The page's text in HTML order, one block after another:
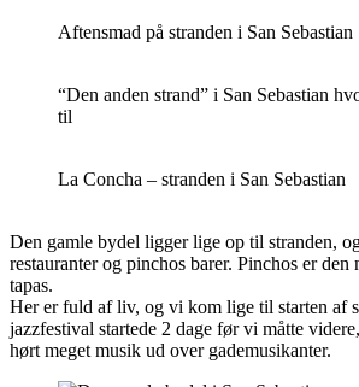
Aftensmad på stranden i San Sebastian
“Den anden strand” i San Sebastian
til
La Concha – stranden i San Sebastian
Den gamle bydel ligger lige op til stranden,
restauranter og pinchos barer. Pinchos er den
tapas.
Her er fuld af liv, og vi kom lige til starten af
jazzfestival startede 2 dage før vi måtte
hørt meget musik ud over gademusikanter.